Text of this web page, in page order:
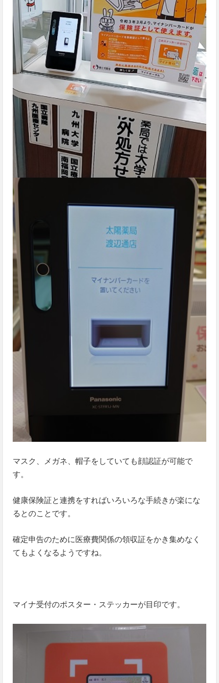
マスク、メガネ、帽子をしていても顔認証が可能で
す。
健康保険証と連携をすればいろいろな手続きが楽にな
るとのことです。
確定申告のために医療費関係の領収証をかき集めなく
てもよくなるようですね。
マイナ受付のポスター・ステッカーが目印です。